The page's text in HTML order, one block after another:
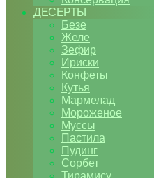
ДЕСЕРТЫ
Безе
Желе
Зефир
Ириски
Конфеты
Кутья
Мармелад
Мороженое
Муссы
Пастила
Пудинг
Сорбет
Тирамису